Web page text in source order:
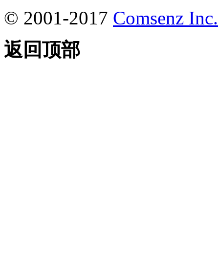
© 2001-2017 Comsenz Inc.
返回顶部